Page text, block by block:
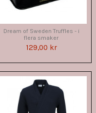
Dream of Sweden Truffles - i
flera smaker
129,00 kr